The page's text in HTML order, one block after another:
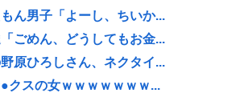
もん男子「よーし、ちいか...
「ごめん、どうしてもお金...
野原ひろしさん、ネクタイ...
●クスの女ｗｗｗｗｗｗｗ...